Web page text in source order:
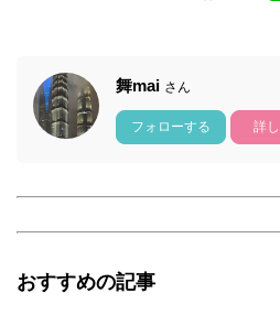
舞mai さん
フォローする 詳
おすすめの記事